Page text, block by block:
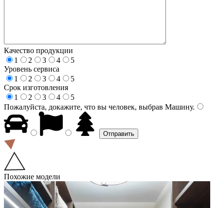
Качество продукции
1
2 3 4
5
Уровень сервиса
1
2 3 4
5
Срок изготовления
1
2 3 4
5
Пожалуйста, докажите, что вы человек, выбрав Машину.
Похожие модели